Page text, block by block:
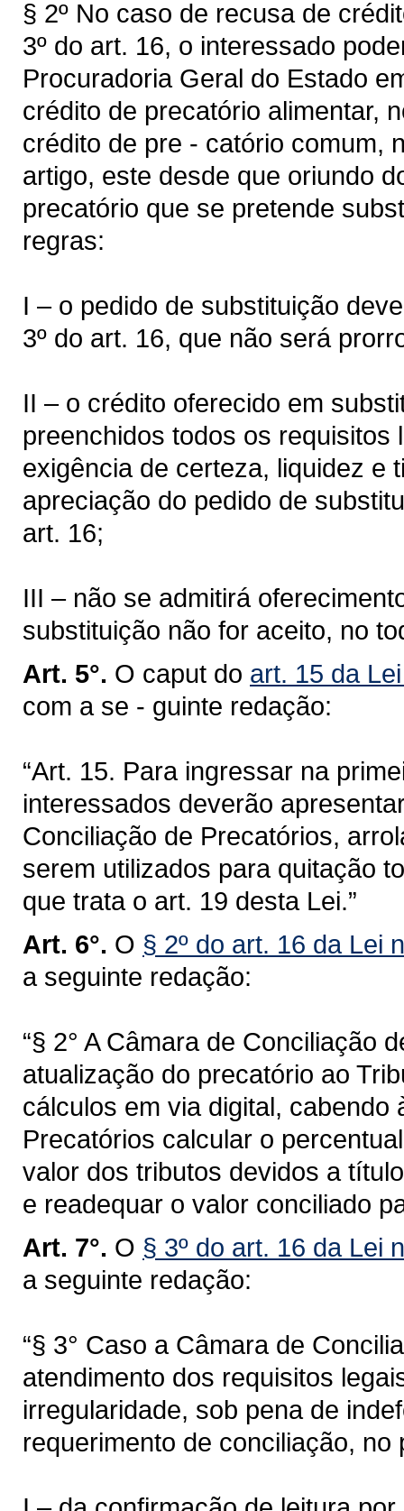
§ 2º No caso de recusa de
3º do art. 16, o interessado
Procuradoria Geral do Estado
crédito de precatório alimentar,
crédito de pre - catório comum,
artigo, este desde que oriundo
precatório que se pretende
regras:
I – o pedido de substituição
3º do art. 16, que não será
II – o crédito oferecido em
preenchidos todos os
exigência de certeza, liquidez e
apreciação do pedido de
art. 16;
III – não se admitirá
substituição não for aceito, no
Art. 5°. O caput do art. 15 da
com a se - guinte redação:
“Art. 15. Para ingressar na
interessados deverão
Conciliação de Precatórios,
serem utilizados para quitação
que trata o art. 19 desta Lei.”
Art. 6°. O § 2º do art. 16 da Lei
a seguinte redação:
“§ 2° A Câmara de Conciliação
atualização do precatório ao
cálculos em via digital, cabendo
Precatórios calcular o
valor dos tributos devidos a
e readequar o valor conciliado
Art. 7°. O § 3º do art. 16 da Lei
a seguinte redação:
“§ 3° Caso a Câmara de
atendimento dos requisitos
irregularidade, sob pena de
requerimento de conciliação,